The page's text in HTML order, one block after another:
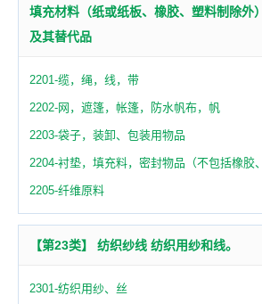
填充材料（纸或纸板、橡胶、塑料制除外
及其替代品
2201-缆，绳，线，带
2202-网，遮篷，帐篷，防水帆布，帆
2203-袋子，装卸、包装用物品
2204-衬垫，填充料，密封物品（不包括橡胶
2205-纤维原料
【第23类】 纺织纱线 纺织用纱和线。
2301-纺织用纱、丝